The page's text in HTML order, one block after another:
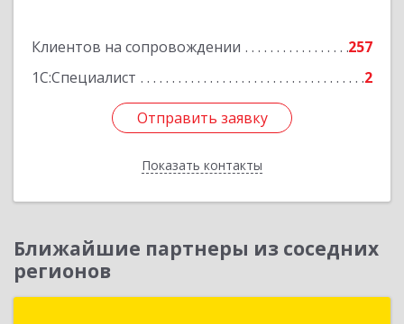
Клиентов на сопровождении
257
1С:Специалист
2
Отправить заявку
Показать контакты
Отправить заявку
Назад
Ближайшие партнеры из соседних
регионов